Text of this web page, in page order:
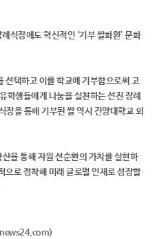
식장에도 혁신적인 ‘기부 쌀화환’ 문화
선택하고 이를 학교에 기부함으로써 고
학생들에게 나눔을 실천하는 선진 장례
장을 통해 기부된 쌀 역시 건양대학교 외
을 통해 자원 선순환의 가치를 실현하
으로 정착해 미래 글로벌 인재로 성장할